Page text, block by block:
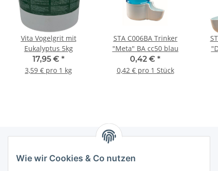
Wie wir Cookies & Co nutzen
Vita Vogelgrit mit
Eukalyptus 5kg
17,95 € *
3,59 € pro 1 kg
STA C006BA Trinker
"Meta" BA cc50 blau
0,42 € *
0,42 € pro 1 Stück
Informationen